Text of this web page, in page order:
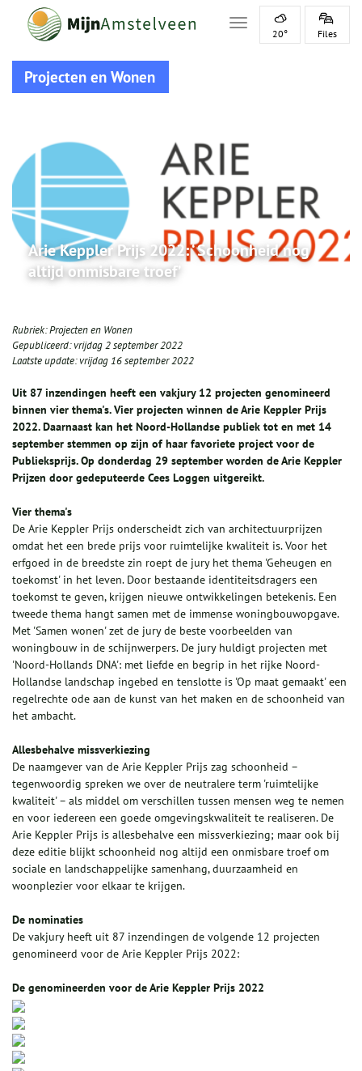
Toggle navigation
20° Files
Projecten en Wonen
Arie Keppler Prijs 2022: ‘ Schoonheid nog
altijd onmisbare troef’
Rubriek:Projecten en Wonen
Gepubliceerd:vrijdag 2 september 2022
Laatste update:vrijdag 16 september 2022
Uit 87 inzendingen heeft een vakjury 12 projecten genomineerd
binnen vier thema's. Vier projecten winnen de Arie Keppler Prijs
2022. Daarnaast kan het Noord-Hollandse publiek tot en met 14
september stemmen op zijn of haar favoriete project voor de
Publieksprijs.Op donderdag 29 september worden de Arie Keppler
Prijzen door gedeputeerde Cees Loggen uitgereikt.
Vier thema's
De Arie Keppler Prijs onderscheidt zich van architectuurprijzen
omdat het een brede prijs voor ruimtelijke kwaliteit is. Voor het
erfgoed in de breedste zin roept de jury het thema 'Geheugen en
toekomst' in het leven. Door bestaande identiteitsdragers een
toekomst te geven, krijgen nieuwe ontwikkelingen betekenis. Een
tweede thema hangt samen met de immense woningbouwopgave.
Met 'Samen wonen' zet de jury de beste voorbeelden van
woningbouw in de schijnwerpers. De jury huldigt projecten met
'Noord-Hollands DNA': met liefde en begrip in het rijke Noord-
Hollandse landschap ingebed en tenslotte is 'Op maat gemaakt' een
regelrechte ode aan de kunst van het maken en de schoonheid van
het ambacht.
Allesbehalve missverkiezing
De naamgever van de Arie Keppler Prijs zag schoonheid –
tegenwoordig spreken we over de neutralere term 'ruimtelijke
kwaliteit' – als middel om verschillen tussen mensen weg te nemen
en voor iedereen een goede omgevingskwaliteit te realiseren. De
Arie Keppler Prijs is allesbehalve een missverkiezing; maar ook bij
deze editie blijkt schoonheid nog altijd een onmisbare troef om
sociale en landschappelijke samenhang, duurzaamheid en
woonplezier voor elkaar te krijgen.
De nominaties
De vakjury heeft uit 87 inzendingen de volgende 12 projecten
genomineerd voor de Arie Keppler Prijs 2022:
De genomineerden voor de Arie Keppler Prijs 2022